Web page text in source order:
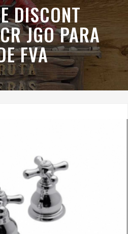
DISCONT
JGO PARA
FVA